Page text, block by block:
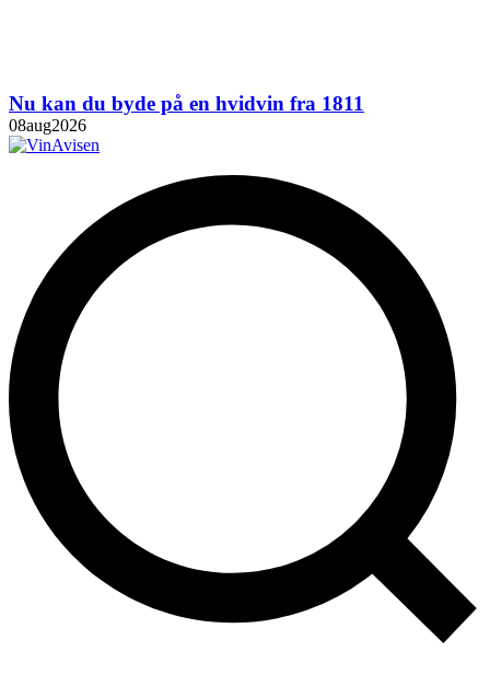
Nu kan du byde på en hvidvin fra 1811
08aug2026